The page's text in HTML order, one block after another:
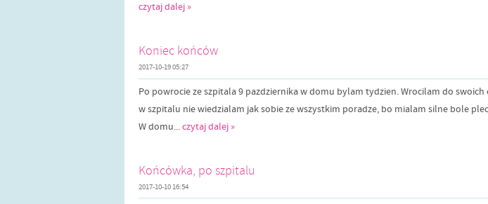
czytaj dalej »
Koniec końców
2017-10-19 05:27
Po powrocie ze szpitala 9 pazdziernika w domu bylam tydzien. Wrocilam do swoich
w szpitalu nie wiedzialam jak sobie ze wszystkim poradze, bo mialam silne bole
W domu...czytaj dalej »
Końcówka, po szpitalu
2017-10-10 16:54